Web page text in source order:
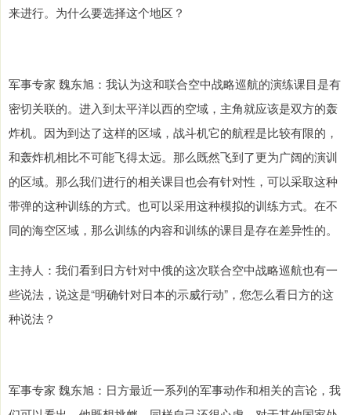
来进行。为什么要选择这个地区？
军事专家 魏东旭：我认为这和联合空中战略巡航的演练课目是有
密切关联的。进入到太平洋以西的空域，主角就应该是双方的轰
炸机。因为到达了这样的区域，战斗机它的航程是比较有限的，
和轰炸机相比不可能飞得太远。那么既然飞到了更为广阔的演训
的区域。那么我们进行的相关课目也会有针对性，可以采取这种
带弹的这种训练的方式。也可以采用这种模拟的训练方式。在不
同的海空区域，那么训练的内容和训练的课目是存在差异性的。
主持人：我们看到日方针对中俄的这次联合空中战略巡航也有一
些说法，说这是“明确针对日本的示威行动”，您怎么看日方的这
种说法？
军事专家 魏东旭：日方最近一系列的军事动作和相关的言论，我